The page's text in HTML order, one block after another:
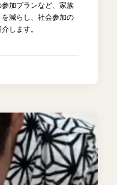
加プランなど、家族
減らし、社会参加の
します。